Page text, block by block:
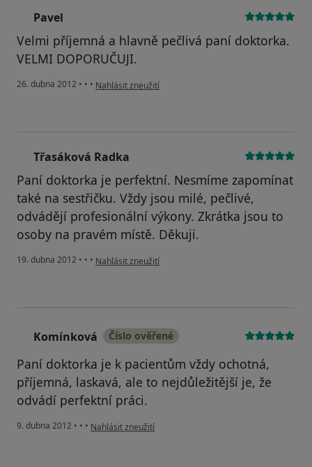
Pavel
Velmi příjemná a hlavně pečlivá paní doktorka.
VELMI DOPORUČUJI.
26. dubna 2012 • • • podle názoru uživatele Pavel
Nahlásit zneužití
Třasáková Radka
Paní doktorka je perfektní. Nesmíme zapomínat
také na sestřičku. Vždy jsou milé, pečlivé,
odvádějí profesionální výkony. Zkrátka jsou to
osoby na pravém místě. Děkuji.
19. dubna 2012 • • • podle názoru uživatele Třasáková Radka
Nahlásit zneužití
Komínková Číslo ověřené
Paní doktorka je k pacientům vždy ochotná,
příjemná, laskavá, ale to nejdůležitější je, že
odvádí perfektní práci.
9. dubna 2012 • • • podle názoru uživatele Komínková
Nahlásit zneužití